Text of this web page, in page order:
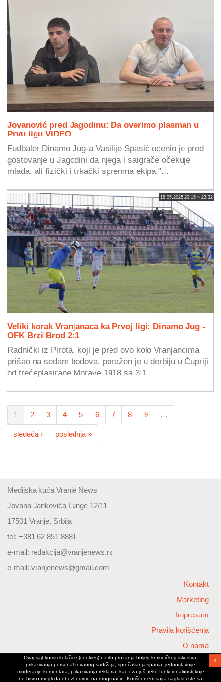
Jovanović pred Jagodinu: Da overimo plasman u
Prvu ligu VIDEO
Fudbaler Dinamo Jug-a Vasilije Spasić ocenio je pred
gostovanje u Jagodini da njega i saigrače očekuje
mlada, ali fizički i trkački spremna ekipa."...
18.05.2025 20:15 » 23:32
Veliki korak Vranjanaca ka Prvoj ligi: Dinamo Jug -
OFK Brzi Brod 2:1
Radnički iz Pirota, koji je pred ovo kolo Vranjancima
prišao na sedam bodova, poražen je u derbiju u Ćupriji
od trećeplasirane Morave 1918 sa 3:1....
1 2 3 4 5 6 7 8 9 …
sledeća › poslednja »
Medijska kuća Vranje News
Jovana Jankovića Lunge 12/11
17501 Vranje, Srbija
tel: +381 62 851 8881
e-mail: redakcija@vranjenews.rs
e-mail: vranjenews@gmail.com
Kontakt
Marketing
Impresum
Pravila korišćenja
O nama
Copyright © 2026 Vranjenews
All rights reserved
www.vranjenews.rs
Ovaj sajt koristi kolačiće (cookies) u cilju pružanja boljeg korisničkog iskustva,
prikazivanja personalizovanog sadržaja, sprečavanja spama, jednostavnije
moderacije komentara, prikazivanja reklama, kao i za još neke funkcionalnosti koje
ne bismo mogli da obezbedimo na drugi način. Korišćenjem sajta saglasni ste sa
X